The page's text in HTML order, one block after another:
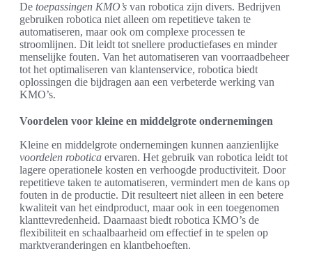
De toepassingen KMO’s van robotica zijn divers. Bedrijven
gebruiken robotica niet alleen om repetitieve taken te
automatiseren, maar ook om complexe processen te
stroomlijnen. Dit leidt tot snellere productiefases en minder
menselijke fouten. Van het automatiseren van voorraadbeheer
tot het optimaliseren van klantenservice, robotica biedt
oplossingen die bijdragen aan een verbeterde werking van
KMO’s.
Voordelen voor kleine en middelgrote ondernemingen
Kleine en middelgrote ondernemingen kunnen aanzienlijke
voordelen robotica ervaren. Het gebruik van robotica leidt tot
lagere operationele kosten en verhoogde productiviteit. Door
repetitieve taken te automatiseren, vermindert men de kans op
fouten in de productie. Dit resulteert niet alleen in een betere
kwaliteit van het eindproduct, maar ook in een toegenomen
klanttevredenheid. Daarnaast biedt robotica KMO’s de
flexibiliteit en schaalbaarheid om effectief in te spelen op
marktveranderingen en klantbehoeften.